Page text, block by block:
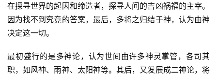
在探寻世界的起因和缔造者，探寻人间的吉凶祸福的主宰。
因为找不到究竟的答案，最后，多将之归结于神，认为由神
决定这一切。
最初盛行的是多神论，认为世间由许多神灵掌管，各司其
职，如风神、雨神、太阳神等。其后，又发展成二神论，将